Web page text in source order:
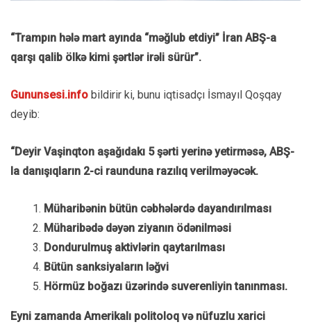
“Trampın hələ mart ayında “məğlub etdiyi” İran ABŞ-a
qarşı qalib ölkə kimi şərtlər irəli sürür”.
Gununsesi.info bildirir ki, bunu iqtisadçı İsmayıl Qoşqay
deyib:
“Deyir Vaşinqton aşağıdakı 5 şərti yerinə yetirməsə, ABŞ-
la danışıqların 2-ci raunduna razılıq verilməyəcək.
Müharibənin bütün cəbhələrdə dayandırılması
Müharibədə dəyən ziyanın ödənilməsi
Dondurulmuş aktivlərin qaytarılması
Bütün sanksiyaların ləğvi
Hörmüz boğazı üzərində suverenliyin tanınması.
Eyni zamanda Amerikalı politoloq və nüfuzlu xarici